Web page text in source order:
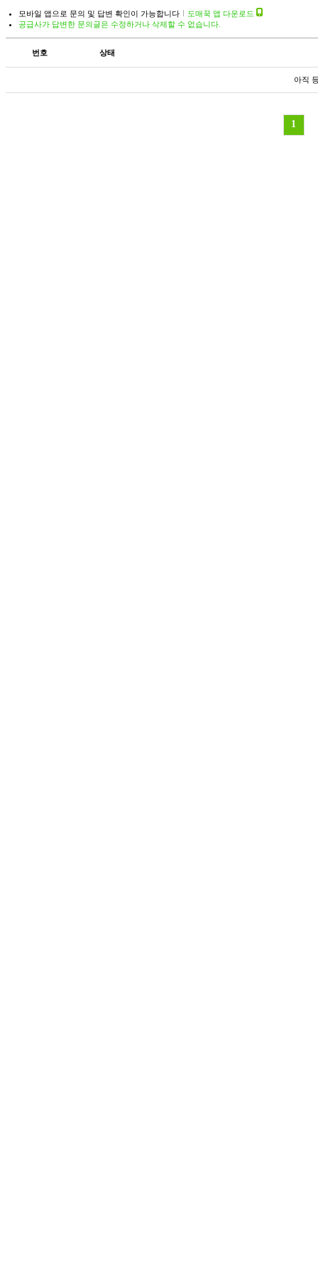
모바일 앱으로 문의 및 답변 확인이 가능합니다
도매꾹 앱 다운로드
공급사가 답변한 문의글은 수정하거나 삭제할 수 없습니다.
번호 상태
아직
1